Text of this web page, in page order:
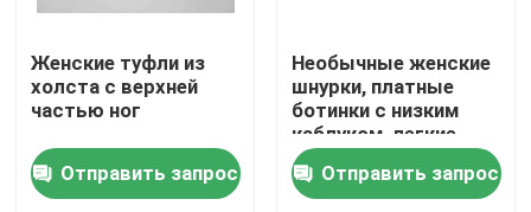
видео
Женские туфли из
холста с верхней
частью ног
Отправить запрос
Необычные женские
шнурки, платные
ботинки с низким
каблуком, легкие
резиновые подошвы
Отправить запрос